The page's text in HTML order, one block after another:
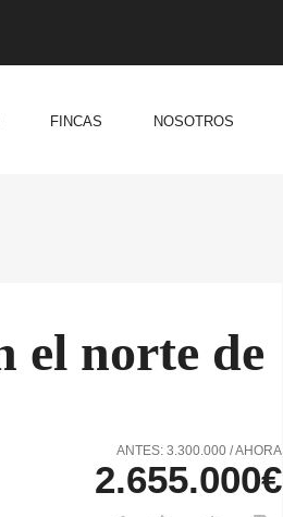
FINCAS NOSOTROS
el norte de
ANTES: 3.300.000 / AHORA
2.655.000€